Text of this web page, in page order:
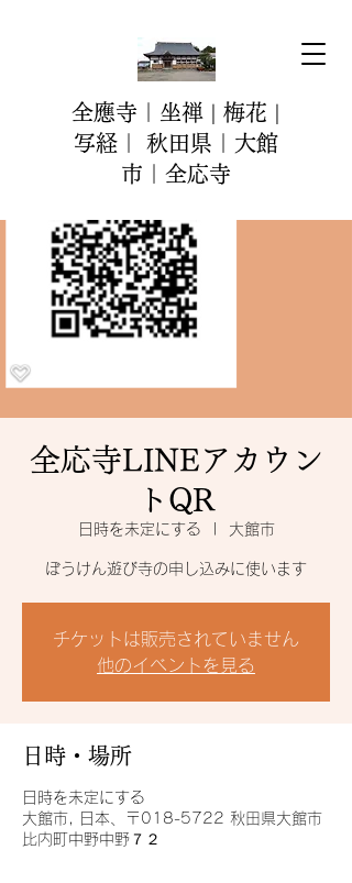
全應寺｜坐禅 | 梅花 |
写経｜ 秋田県｜大館
市｜全応寺
全応寺LINEアカウン
トQR
日時を未定にする 大館市
ぼうけん遊び寺の申し込みに使います
チケットは販売されていません
他のイベントを見る
日時・場所
日時を未定にする
大館市, 日本、〒018-5722 秋田県大館市
比内町中野中野７２